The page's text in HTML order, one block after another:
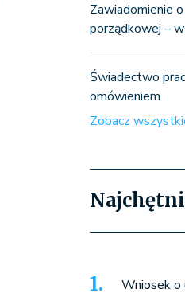
Zawiadomienie
porządkowej –
Świadectwo
omówieniem
Zobacz
Wniosek